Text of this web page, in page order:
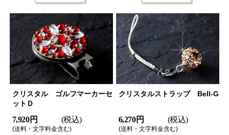
クリスタル ゴルフマーカーセ
ットＤ
7,920 円 (税込)
(送料・文字料金含む)
クリスタルストラップ Bell-G
6,270 円 (税込)
(送料・文字料金含む)